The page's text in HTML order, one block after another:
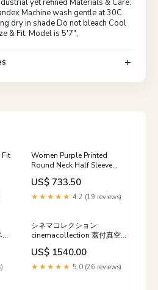
Machine wash gentle at 30C
dry in shade Do not bleach Cool
& Fit: Model is 5'7",
Fit
Women Purple Printed
Round Neck Half Sleeve
Lower Set size:34/S
US$ 733.50
★★★★★ 4.2 (19 reviews)
シネマコレクション
cinemacollection 蓋付真空
2wayタンブラー280ml ディ
ズニーキャラクター 保温保冷
コップ ディズニー ヤクセル
US$ 1540.00
★★★★★ 5.0 (26 reviews)